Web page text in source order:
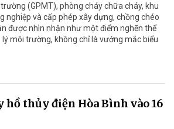
(GPMT), phòng cháy chữa cháy, khu
nghiệp và cấp phép xây dựng, chồng chéo
được nhìn nhận như một điểm nghẽn thể
môi trường, không chỉ là vướng mắc biểu
hồ thủy điện Hòa Bình vào 16